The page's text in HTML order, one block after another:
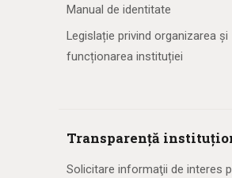
Manual de identitate
Legislație privind organizarea și
funcționarea instituției
Transparență
Solicitare informaţii de interes